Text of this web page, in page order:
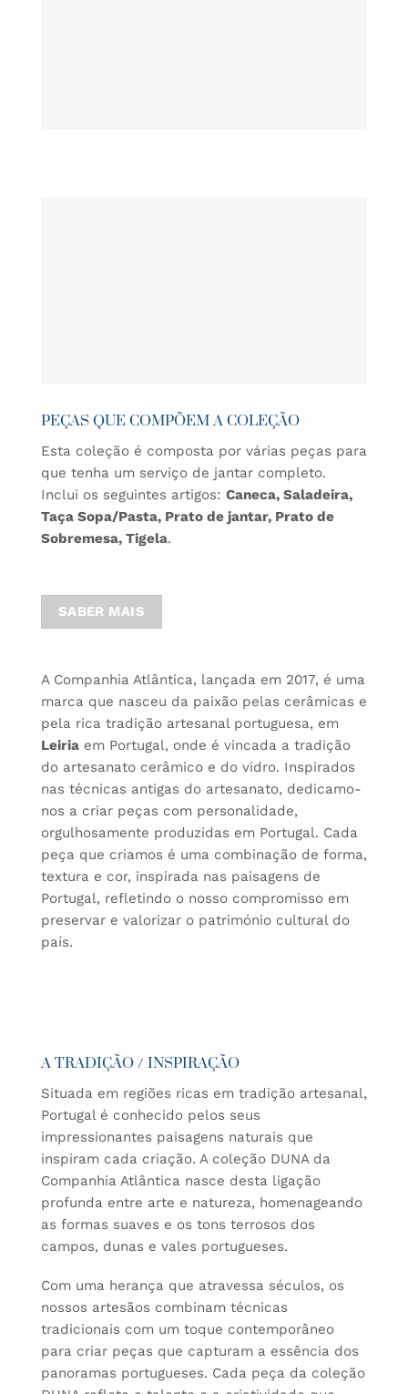
PEÇAS QUE COMPÕEM A COLEÇÃO
Esta coleção é composta por várias peças para
que tenha um serviço de jantar completo.
Inclui os seguintes artigos: Caneca, Saladeira,
Taça Sopa/Pasta, Prato de jantar, Prato de
Sobremesa, Tigela.
SABER MAIS
A Companhia Atlântica, lançada em 2017, é uma
marca que nasceu da paixão pelas cerâmicas e
pela rica tradição artesanal portuguesa, em
Leiria em Portugal, onde é vincada a tradição
do artesanato cerâmico e do vidro. Inspirados
nas técnicas antigas do artesanato, dedicamo-
nos a criar peças com personalidade,
orgulhosamente produzidas em Portugal. Cada
peça que criamos é uma combinação de forma,
textura e cor, inspirada nas paisagens de
Portugal, refletindo o nosso compromisso em
preservar e valorizar o património cultural do
país.
A TRADIÇÃO / INSPIRAÇÃO
Situada em regiões ricas em tradição artesanal,
Portugal é conhecido pelos seus
impressionantes paisagens naturais que
inspiram cada criação. A coleção DUNA da
Companhia Atlântica nasce desta ligação
profunda entre arte e natureza, homenageando
as formas suaves e os tons terrosos dos
campos, dunas e vales portugueses.
Com uma herança que atravessa séculos, os
nossos artesãos combinam técnicas
tradicionais com um toque contemporâneo
para criar peças que capturam a essência dos
panoramas portugueses. Cada peça da coleção